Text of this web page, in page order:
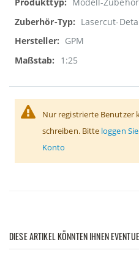
Informationen
Lasercut-
GPM
1:25
Nur registrierte Benutzer
schreiben. Bitte loggen
Konto
DIESE ARTIKEL KÖNNTEN IHNEN